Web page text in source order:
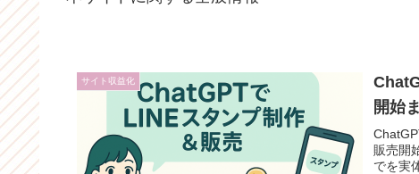
サイト収益化
開始
販売開
でを実